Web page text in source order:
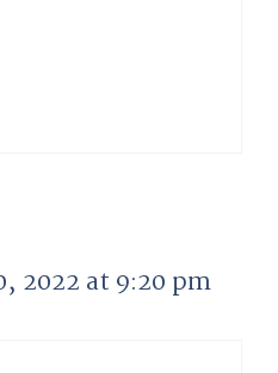
2022 at 9:20 pm